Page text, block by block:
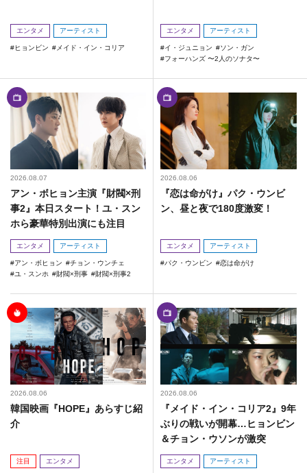
エンタメ アーティスト
ヒョンビン メイド・イン・コリア
エンタメ アーティスト
イ・ジュニョン
ソン・ガン
フォーハンズ 〜2人のソナタ〜
2026.08.07
アン・ボヒョン主演『財閥×刑
事2』本日スタート！ユ・スン
ホら豪華特別出演にも注目
エンタメ アーティスト
アン・ボヒョン
チョン・ウンチェ
ユ・スンホ
財閥×刑事 財閥×刑事2
2026.08.06
『恋は命がけ』パク・ウンビ
ン、昼と夜で180度激変！
エンタメ アーティスト
パク・ウンビン 恋は命がけ
2026.08.06
韓国映画『HOPE』あらすじ紹
介
注目 エンタメ
2026.08.06
『メイド・イン・コリア2』9年
ぶりの戦いが開幕…ヒョンビン
＆チョン・ウソンが激突
エンタメ アーティスト